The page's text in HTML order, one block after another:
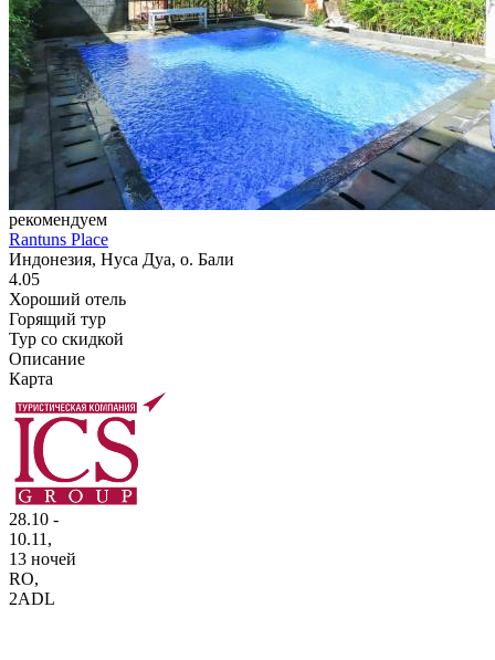
рекомендуем
Rantuns Place
Индонезия, Нуса Дуа, о. Бали
4.05
Хороший отель
Горящий тур
Тур со скидкой
Описание
Карта
28.10 -
10.11,
13 ночей
RO,
2ADL